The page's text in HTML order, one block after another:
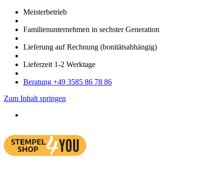
Meister­betrieb
Familien­unter­nehmen in sechster Gene­ration
Lieferung auf Rech­nung (bonitätsabhängig)
Liefer­zeit 1-2 Werk­tage
Bera­tung +49 3585 86 78 86
Zum Inhalt springen